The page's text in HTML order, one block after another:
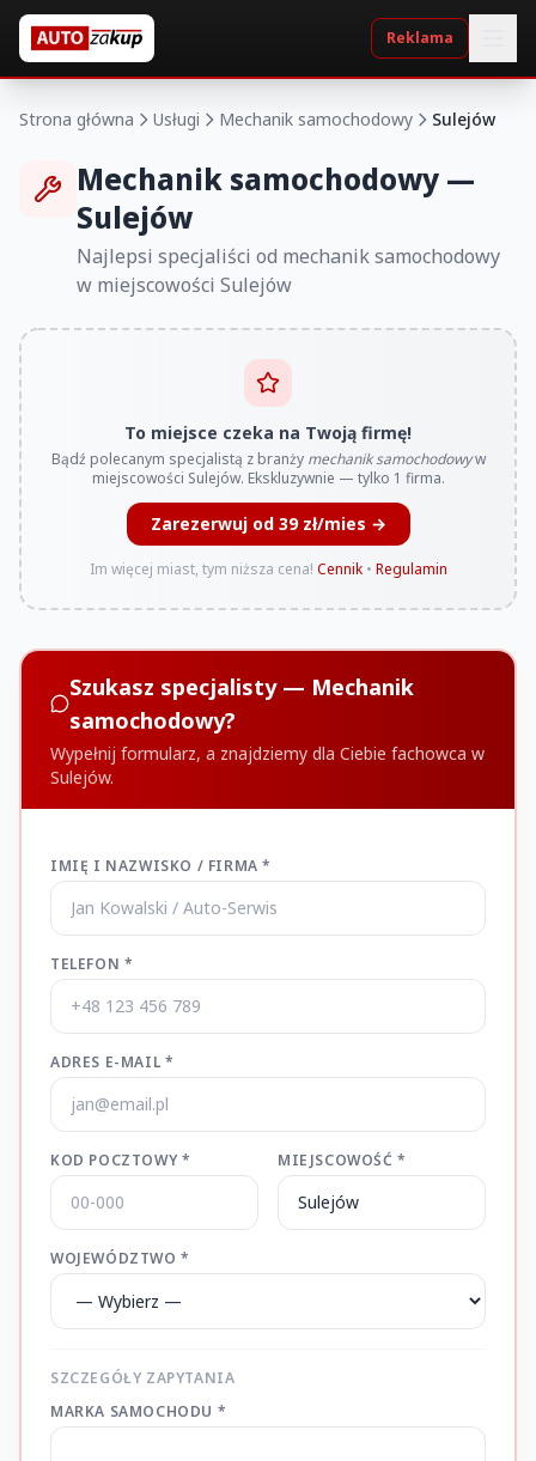
Reklama
Strona główna Usługi Mechanik samochodowy Sulejów
Mechanik samochodowy —
Sulejów
Najlepsi specjaliści od mechanik samochodowy
w miejscowości Sulejów
To miejsce czeka na Twoją firmę!
Bądź polecanym specjalistą z branży mechanik samochodowyw
miejscowości Sulejów. Ekskluzywnie — tylko 1 firma.
Zarezerwuj od 39 zł/mies →
Im więcej miast, tym niższa cena! Cennik• Regulamin
Szukasz specjalisty — Mechanik
samochodowy?
Wypełnij formularz, a znajdziemy dla Ciebie fachowca w
Sulejów.
IMIĘ I NAZWISKO / FIRMA *
TELEFON *
ADRES E-MAIL *
KOD POCZTOWY * MIEJSCOWOŚĆ *
WOJEWÓDZTWO *
SZCZEGÓŁY ZAPYTANIA
MARKA SAMOCHODU *